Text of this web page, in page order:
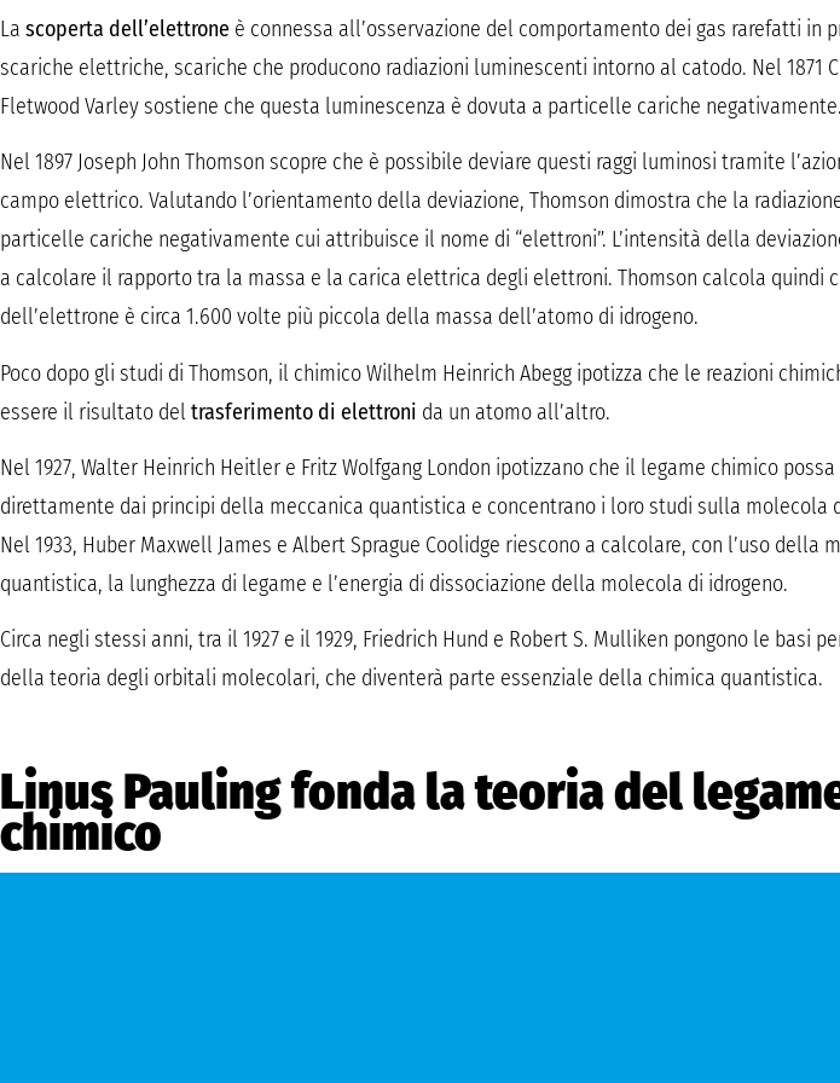
La scoperta dell’elettrone è connessa all’osservazione del comportamento dei gas rarefatti in
scariche elettriche, scariche che producono radiazioni luminescenti intorno al catodo. Nel 1871
Fletwood Varley sostiene che questa luminescenza è dovuta a particelle cariche negativamente.
Nel 1897 Joseph John Thomson scopre che è possibile deviare questi raggi luminosi tramite
campo elettrico. Valutando l’orientamento della deviazione, Thomson dimostra che la
particelle cariche negativamente cui attribuisce il nome di “elettroni”. L’intensità della
a calcolare il rapporto tra la massa e la carica elettrica degli elettroni. Thomson calcola quindi
dell’elettrone è circa 1.600 volte più piccola della massa dell’atomo di idrogeno.
Poco dopo gli studi di Thomson, il chimico Wilhelm Heinrich Abegg ipotizza che le reazioni
essere il risultato del trasferimento di elettroni da un atomo all’altro.
Nel 1927, Walter Heinrich Heitler e Fritz Wolfgang London ipotizzano che il legame chimico
direttamente dai principi della meccanica quantistica e concentrano i loro studi sulla molecola
Nel 1933, Huber Maxwell James e Albert Sprague Coolidge riescono a calcolare, con l’uso della
quantistica, la lunghezza di legame e l’energia di dissociazione della molecola di idrogeno.
Circa negli stessi anni, tra il 1927 e il 1929, Friedrich Hund e Robert S. Mulliken pongono le basi
della teoria degli orbitali molecolari, che diventerà parte essenziale della chimica quantistica.
Linus Pauling fonda la teoria del
chimico